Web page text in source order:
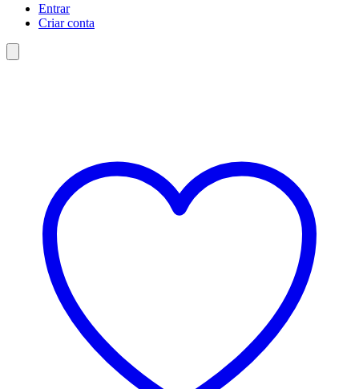
Entrar
Criar conta